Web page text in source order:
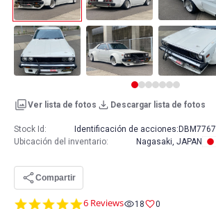
Ver lista de fotos Descargar lista de fotos
5.0
6 Reviews 18 0
Stock Id: Identificación de acciones: DBM7767
Ubicación del inventario: Nagasaki, JAPAN
Compartir